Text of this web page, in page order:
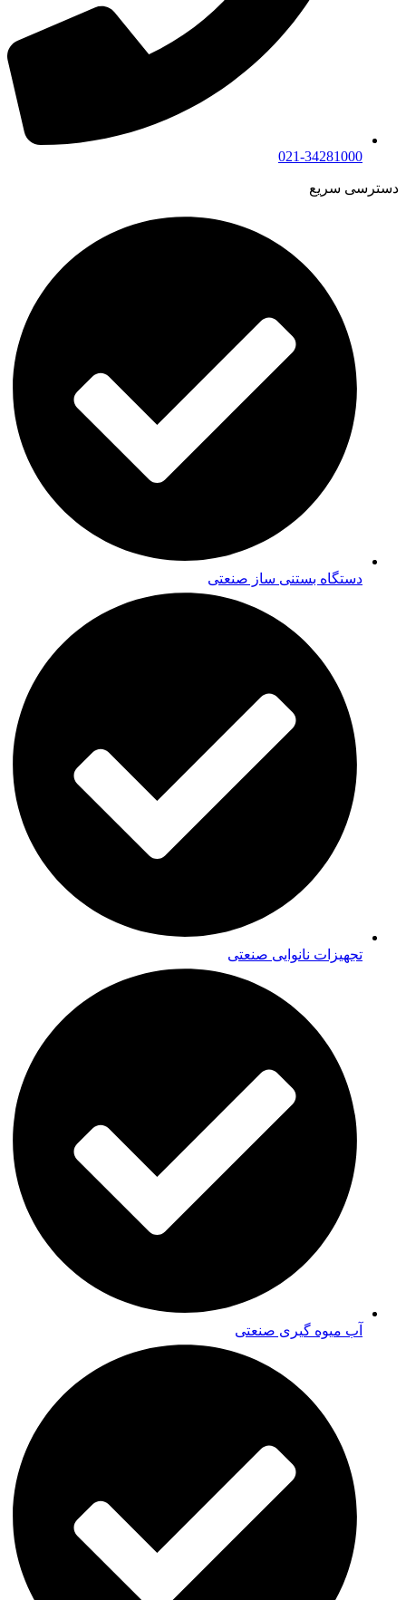
021-34281000
دسترسی سریع
دستگاه بستنی ساز صنعتی
تجهیزات نانوایی صنعتی
آب میوه گیری صنعتی